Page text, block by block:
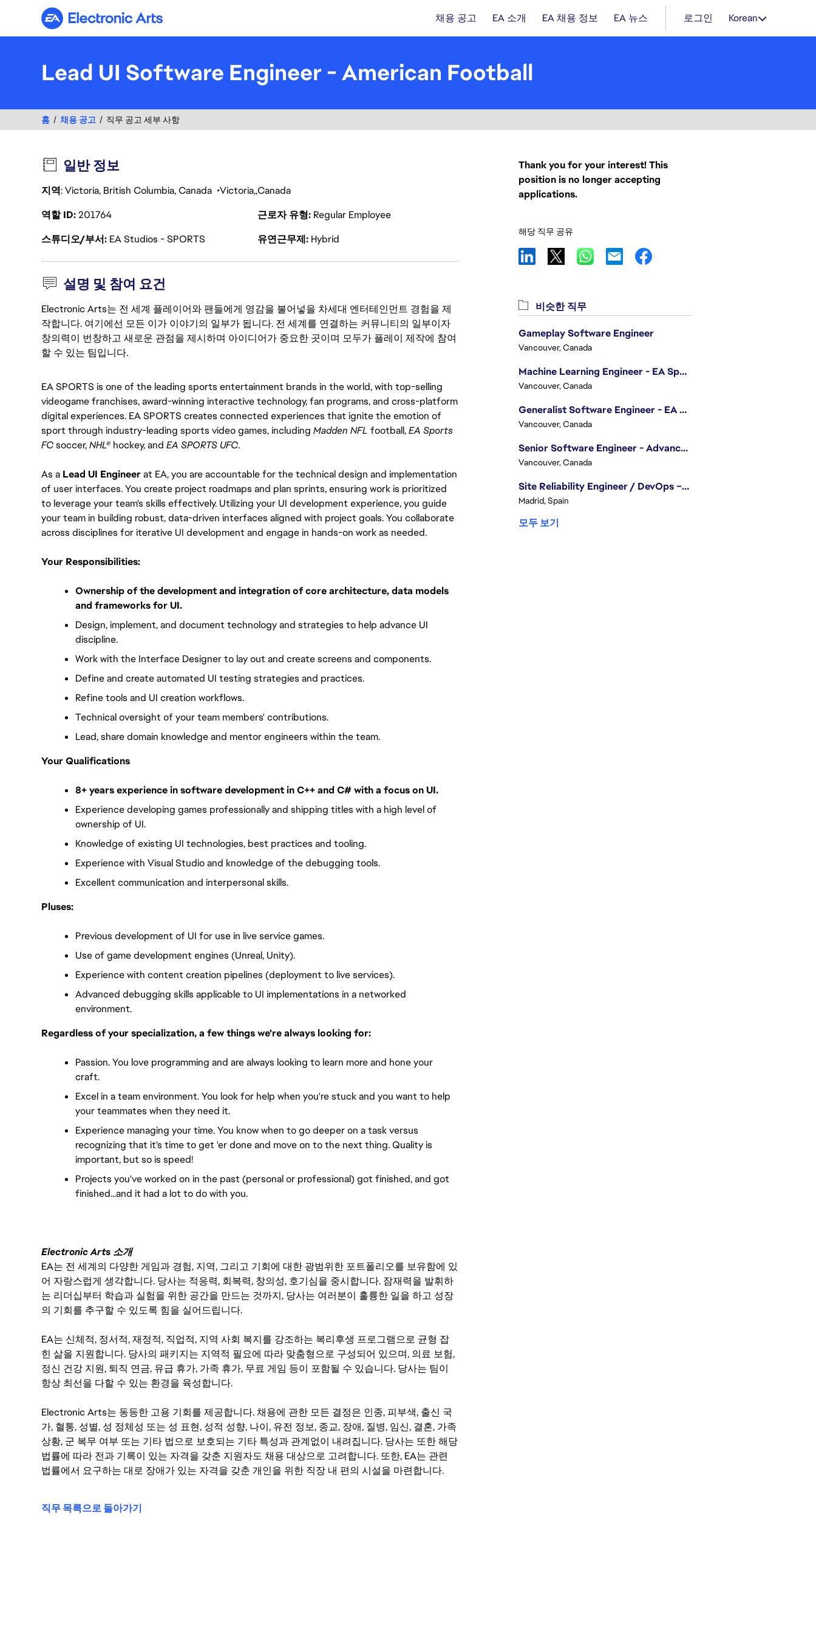
Electronic Arts 채용 공고 EA 소개 EA 채용 정보 EA 뉴스 로그인 Korean
Lead UI Software Engineer - American Football
홈 채용 공고 직무 공고 세부 사항
일반 정보
지역: Victoria, British Columbia, Canada Victoria Canada
역할 ID201764 근로자 유형 Regular Employee
스튜디오/부서 EA Studios - SPORTS 유연근무제 Hybrid
설명 및 참여 요건
Electronic Arts는 전 세계 플레이어와 팬들에게 영감을 불어넣을 차세대 엔터테인먼트 경험을 제
작합니다. 여기에선 모든 이가 이야기의 일부가 됩니다. 전 세계를 연결하는 커뮤니티의 일부이자
창의력이 번창하고 새로운 관점을 제시하며 아이디어가 중요한 곳이며 모두가 플레이 제작에 참여
할 수 있는 팀입니다.
EA SPORTS is one of the leading sports entertainment brands in the world, with top-selling
videogame franchises, award-winning interactive technology, fan programs, and cross-platform
digital experiences. EA SPORTS creates connected experiences that ignite the emotion of
sport through industry-leading sports video games, including Madden NFL football, EA Sports
FC soccer, NHL® hockey, and EA SPORTS UFC.
As a Lead UI Engineer at EA, you are accountable for the technical design and implementation
of user interfaces. You create project roadmaps and plan sprints, ensuring work is prioritized
to leverage your team's skills effectively. Utilizing your UI development experience, you guide
your team in building robust, data-driven interfaces aligned with project goals. You collaborate
across disciplines for iterative UI development and engage in hands-on work as needed.
Your Responsibilities:
Ownership of the development and integration of core architecture, data models
and frameworks for UI.
Design, implement, and document technology and strategies to help advance UI
discipline.
Work with the Interface Designer to lay out and create screens and components.
Define and create automated UI testing strategies and practices.
Refine tools and UI creation workflows.
Technical oversight of your team members' contributions.
Lead, share domain knowledge and mentor engineers within the team.
Your Qualifications
8+ years experience in software development in C++ and C# with a focus on UI.
Experience developing games professionally and shipping titles with a high level of
ownership of UI.
Knowledge of existing UI technologies, best practices and tooling.
Experience with Visual Studio and knowledge of the debugging tools.
Excellent communication and interpersonal skills.
Pluses:
Previous development of UI for use in live service games.
Use of game development engines (Unreal, Unity).
Experience with content creation pipelines (deployment to live services).
Advanced debugging skills applicable to UI implementations in a networked
environment.
Regardless of your specialization, a few things we're always looking for:
Passion. You love programming and are always looking to learn more and hone your
craft.
Excel in a team environment. You look for help when you're stuck and you want to help
your teammates when they need it.
Experience managing your time. You know when to go deeper on a task versus
recognizing that it's time to get 'er done and move on to the next thing. Quality is
important, but so is speed!
Projects you've worked on in the past (personal or professional) got finished, and got
finished...and it had a lot to do with you.
Electronic Arts 소개
EA는 전 세계의 다양한 게임과 경험, 지역, 그리고 기회에 대한 광범위한 포트폴리오를 보유함에 있
어 자랑스럽게 생각합니다. 당사는 적응력, 회복력, 창의성, 호기심을 중시합니다. 잠재력을 발휘하
는 리더십부터 학습과 실험을 위한 공간을 만드는 것까지, 당사는 여러분이 훌륭한 일을 하고 성장
의 기회를 추구할 수 있도록 힘을 실어드립니다.
EA는 신체적, 정서적, 재정적, 직업적, 지역 사회 복지를 강조하는 복리후생 프로그램으로 균형 잡
힌 삶을 지원합니다. 당사의 패키지는 지역적 필요에 따라 맞춤형으로 구성되어 있으며, 의료 보험,
정신 건강 지원, 퇴직 연금, 유급 휴가, 가족 휴가, 무료 게임 등이 포함될 수 있습니다. 당사는 팀이
항상 최선을 다할 수 있는 환경을 육성합니다.
Electronic Arts는 동등한 고용 기회를 제공합니다. 채용에 관한 모든 결정은 인종, 피부색, 출신 국
가, 혈통, 성별, 성 정체성 또는 성 표현, 성적 성향, 나이, 유전 정보, 종교, 장애, 질병, 임신, 결혼, 가족
상황, 군 복무 여부 또는 기타 법으로 보호되는 기타 특성과 관계없이 내려집니다. 당사는 또한 해당
법률에 따라 전과 기록이 있는 자격을 갖춘 지원자도 채용 대상으로 고려합니다. 또한, EA는 관련
법률에서 요구하는 대로 장애가 있는 자격을 갖춘 개인을 위한 직장 내 편의 시설을 마련합니다.
직무 목록으로 돌아가기
Thank you for your interest! This
position is no longer accepting
applications.
해당 직무 공유
비슷한 직무
Gameplay Software Engineer
Vancouver, Canada
Machine Learning Engineer - EA Sports FC
Vancouver, Canada
Generalist Software Engineer - EA Sports FC
Vancouver, Canada
Senior Software Engineer - Advanced Technology Group
Vancouver, Canada
Site Reliability Engineer / DevOps – Localization
Madrid, Spain
모두 보기